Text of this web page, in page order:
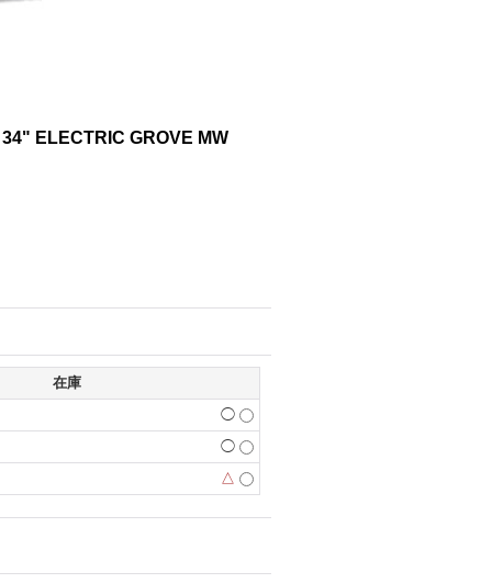
ELECTRIC GROVE MW
在庫
◯
◯
△